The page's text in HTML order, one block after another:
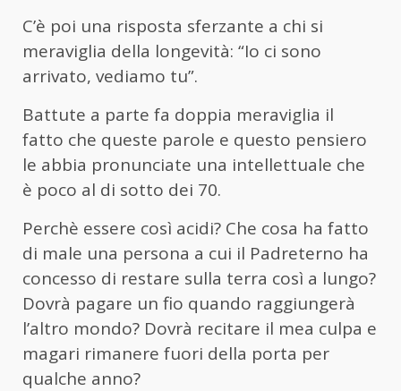
C’è poi una risposta sferzante a chi si
meraviglia della longevità: “Io ci sono
arrivato, vediamo tu”.
Battute a parte fa doppia meraviglia il
fatto che queste parole e questo pensiero
le abbia pronunciate una intellettuale che
è poco al di sotto dei 70.
Perchè essere così acidi? Che cosa ha fatto
di male una persona a cui il Padreterno ha
concesso di restare sulla terra così a lungo?
Dovrà pagare un fio quando raggiungerà
l’altro mondo? Dovrà recitare il mea culpa e
magari rimanere fuori della porta per
qualche anno?